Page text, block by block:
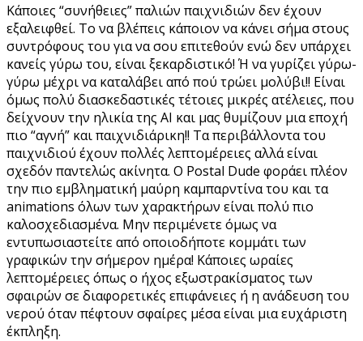
Κάποιες “συνήθειες” παλιών παιχνιδιών δεν έχουν
εξαλειφθεί. Το να βλέπεις κάποιον να κάνει σήμα στους
συντρόφους του για να σου επιτεθούν ενώ δεν υπάρχει
κανείς γύρω του, είναι ξεκαρδιστικό! Ή να γυρίζει γύρω-
γύρω μέχρι να καταλάβει από πού τρώει μολύβι!! Είναι
όμως πολύ διασκεδαστικές τέτοιες μικρές ατέλειες, που
δείχνουν την ηλικία της AI και μας θυμίζουν μια εποχή
πιο “αγνή” και παιχνιδιάρικη!! Τα περιβάλλοντα του
παιχνιδιού έχουν πολλές λεπτομέρειες αλλά είναι
σχεδόν παντελώς ακίνητα. Ο Postal Dude φοράει πλέον
την πιο εμβληματική μαύρη καμπαρντίνα του και τα
animations όλων των χαρακτήρων είναι πολύ πιο
καλοσχεδιασμένα. Μην περιμένετε όμως να
εντυπωσιαστείτε από οποιοδήποτε κομμάτι των
γραφικών την σήμερον ημέρα! Κάποιες ωραίες
λεπτομέρειες όπως ο ήχος εξωστρακίσματος των
σφαιρών σε διαφορετικές επιφάνειες ή η ανάδευση του
νερού όταν πέφτουν σφαίρες μέσα είναι μια ευχάριστη
έκπληξη.